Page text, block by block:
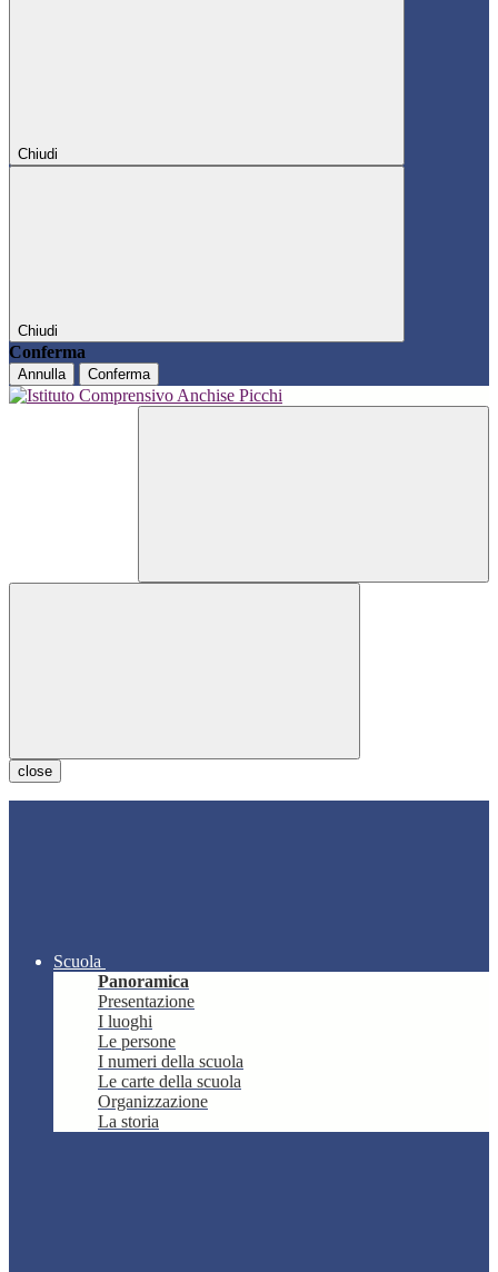
Chiudi
Chiudi
Conferma
Annulla Conferma
close
Scuola
Panoramica
Presentazione
I luoghi
Le persone
I numeri della scuola
Le carte della scuola
Organizzazione
La storia